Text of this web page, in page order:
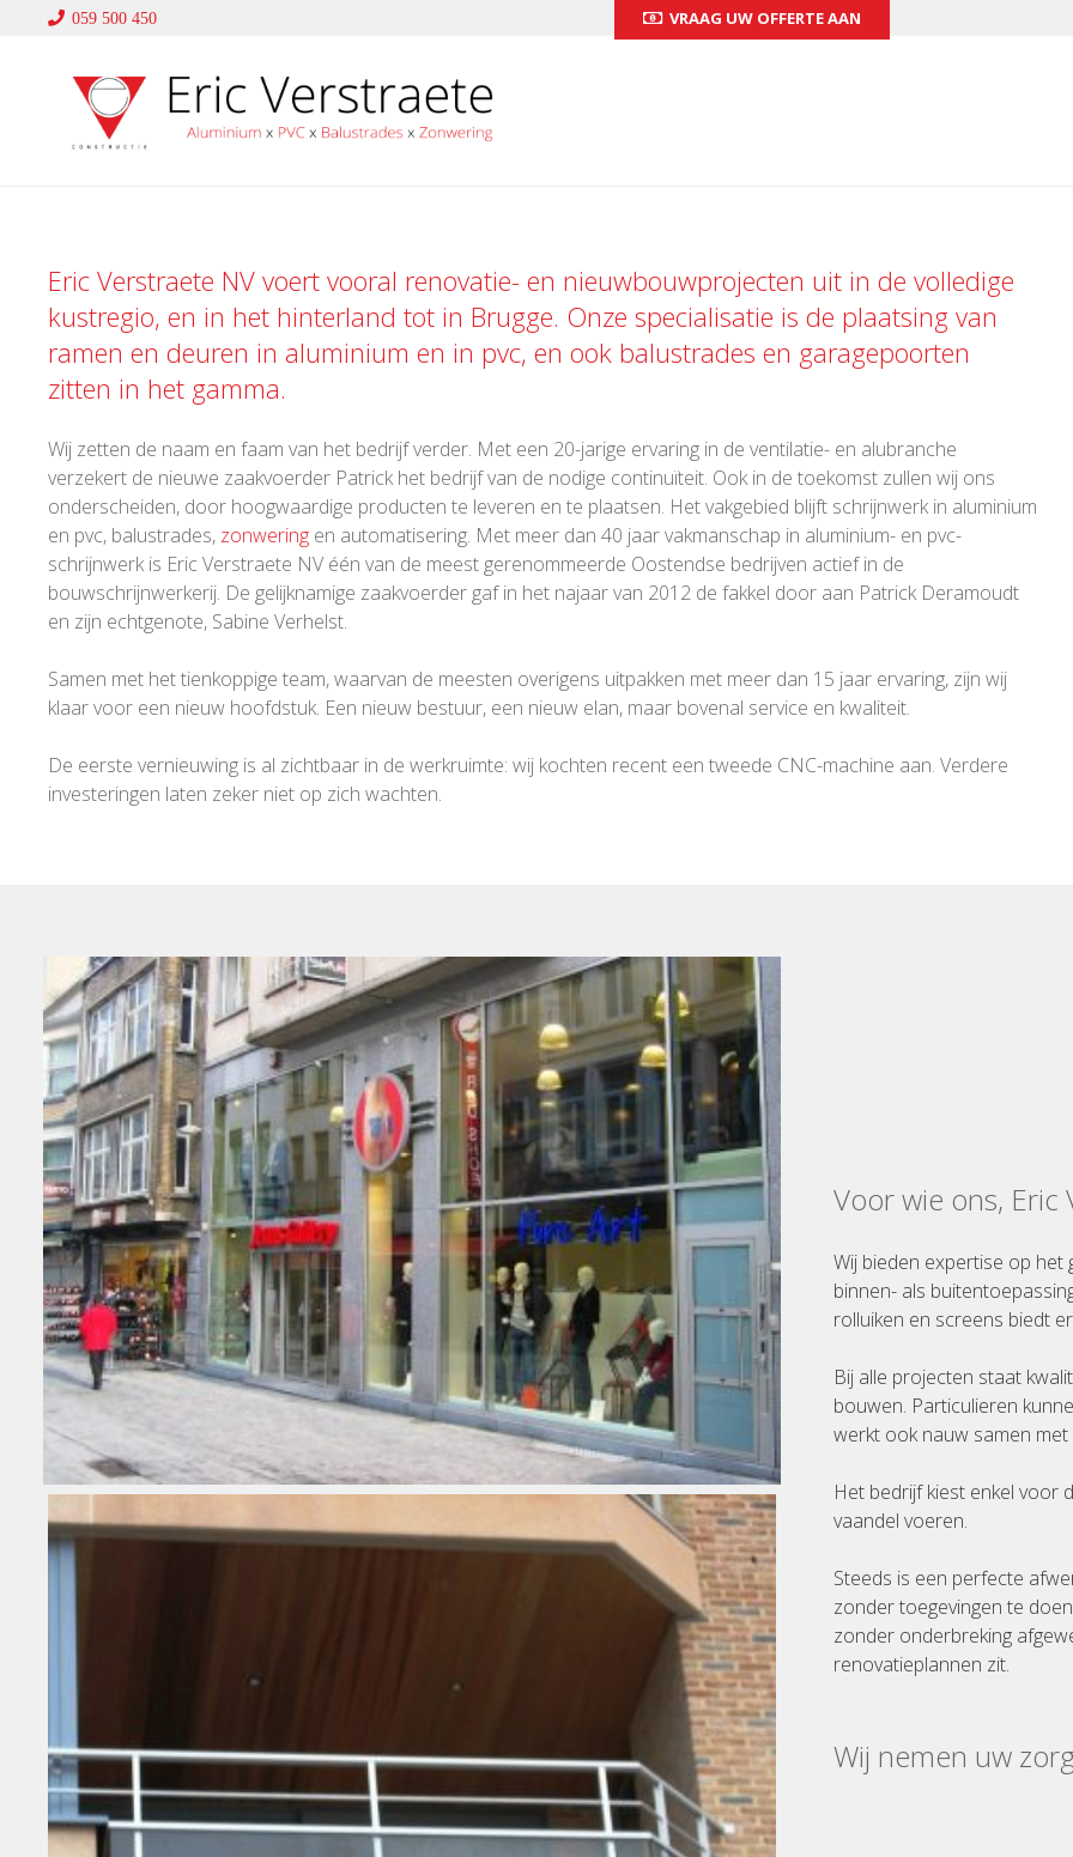
059 500 450 VRAAG UW OFFERTE AAN
Eric Verstraete NV voert vooral renovatie- en nieuwbouwprojecten uit in de volledige
kustregio, en in het hinterland tot in Brugge. Onze specialisatie is de plaatsing van
ramen en deuren in aluminium en in pvc, en ook balustrades en garagepoorten
zitten in het gamma.
Wij zetten de naam en faam van het bedrijf verder. Met een 20-jarige ervaring in de ventilatie- en alubranche
verzekert de nieuwe zaakvoerder Patrick het bedrijf van de nodige continuïteit. Ook in de toekomst zullen wij ons
onderscheiden, door hoogwaardige producten te leveren en te plaatsen. Het vakgebied blijft schrijnwerk in aluminium
en pvc, balustrades, zonwering en automatisering. Met meer dan 40 jaar vakmanschap in aluminium- en pvc-
schrijnwerk is Eric Verstraete NV één van de meest gerenommeerde Oostendse bedrijven actief in de
bouwschrijnwerkerij. De gelijknamige zaakvoerder gaf in het najaar van 2012 de fakkel door aan Patrick Deramoudt
en zijn echtgenote, Sabine Verhelst.
Samen met het tienkoppige team, waarvan de meesten overigens uitpakken met meer dan 15 jaar ervaring, zijn wij
klaar voor een nieuw hoofdstuk. Een nieuw bestuur, een nieuw elan, maar bovenal service en kwaliteit.
De eerste vernieuwing is al zichtbaar in de werkruimte: wij kochten recent een tweede CNC-machine aan. Verdere
investeringen laten zeker niet op zich wachten.
Voor wie ons, Eric
Wij bieden expertise op het
binnen- als
rolluiken en screens biedt
Bij alle projecten staat
bouwen. Particulieren
werkt ook nauw samen
Het bedrijf kiest enkel voor
vaandel voeren.
Steeds is een perfecte
zonder toegevingen te
zonder onderbreking
renovatieplannen zit.
Wij nemen uw